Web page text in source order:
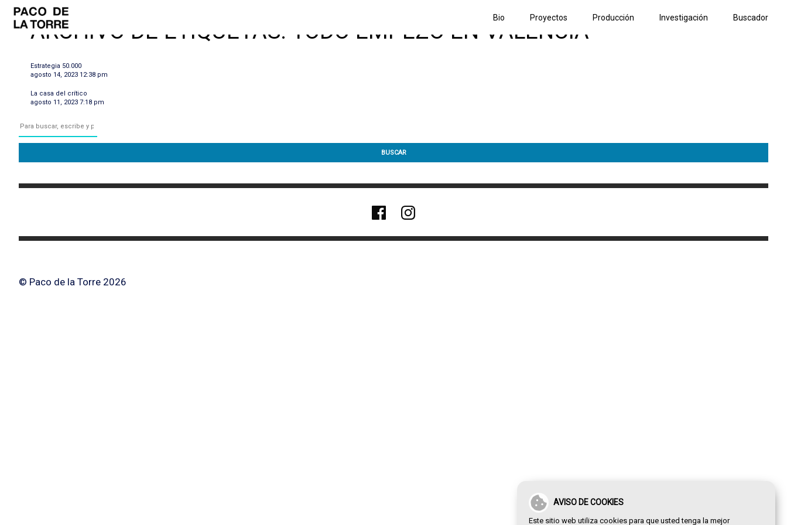
AVISO DE COOKIES
Este sitio web utiliza cookies para que usted tenga la mejor
Bio Proyectos Producción Investigación Buscador
ARCHIVO DE ETIQUETAS: TODO EMPEZÓ EN VALENCIA
Estrategia 50.000
agosto 14, 2023 12:38 pm
La casa del crítico
agosto 11, 2023 7:18 pm
BUSCAR
© Paco de la Torre 2026